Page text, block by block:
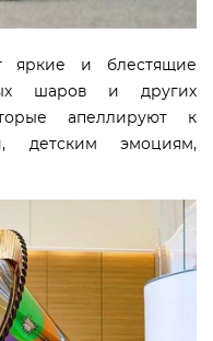
яркие и блестящие
шаров и других
апеллируют к
детским эмоциям,